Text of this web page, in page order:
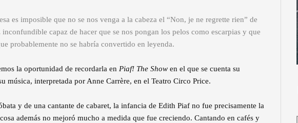
es imposible que no se nos venga a la cabeza el “Non, je ne regrette rien” de
capaz de hacer que se nos pongan los pelos como escarpias y que
probablemente no se habría convertido en leyenda.
la oportunidad de recordarla en Piaf! The Show en el que se cuenta su
música, interpretada por Anne Carrère, en el Teatro Circo Price.
y de una cantante de cabaret, la infancia de Edith Piaf no fue precisamente la
además no mejoró mucho a medida que fue creciendo. Cantando en cafés y